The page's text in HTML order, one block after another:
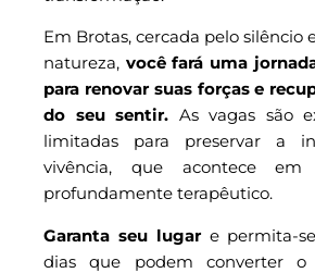
Em Brotas, cercada pelo silêncio
natureza, você fará uma
para renovar suas forças e
do seu sentir. As vagas são
limitadas para preservar a
vivência, que acontece
profundamente terapêutico.
Garanta seu lugare permita-
dias que podem converter o